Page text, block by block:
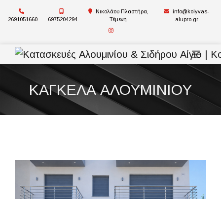
2691051660 6975204294
Νικολάου Πλαστήρα,
Τέμενη
info@kolyvas-
alupro.gr
ΚΑΓΚΕΛΑ ΑΛΟΥΜΙΝΙΟΥ